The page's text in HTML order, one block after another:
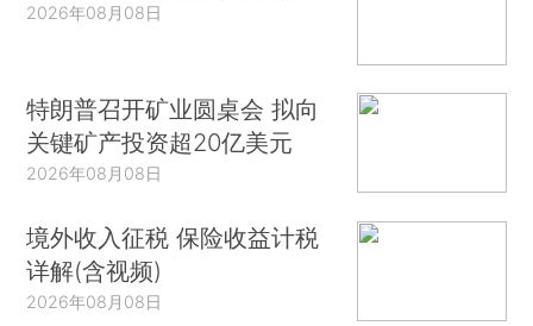
2026年08月08日
特朗普召开矿业圆桌会 拟向
关键矿产投资超20亿美元
2026年08月08日
境外收入征税 保险收益计税
详解(含视频)
2026年08月08日